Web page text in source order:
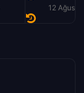
12